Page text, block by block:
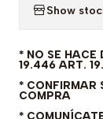
Show
* NO SE HACE
19.446 ART.
* CONFIRMAR
COMPRA
*